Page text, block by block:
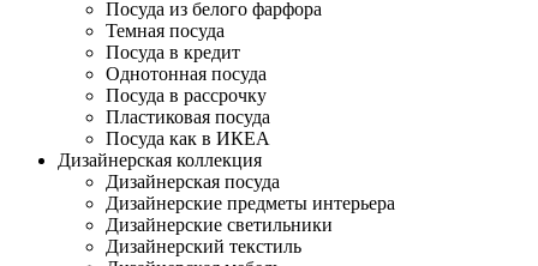
Посуда из белого фарфора
Темная посуда
Посуда в кредит
Однотонная посуда
Посуда в рассрочку
Пластиковая посуда
Посуда как в ИКЕА
Дизайнерская коллекция
Дизайнерская посуда
Дизайнерские предметы интерьера
Дизайнерские светильники
Дизайнерский текстиль